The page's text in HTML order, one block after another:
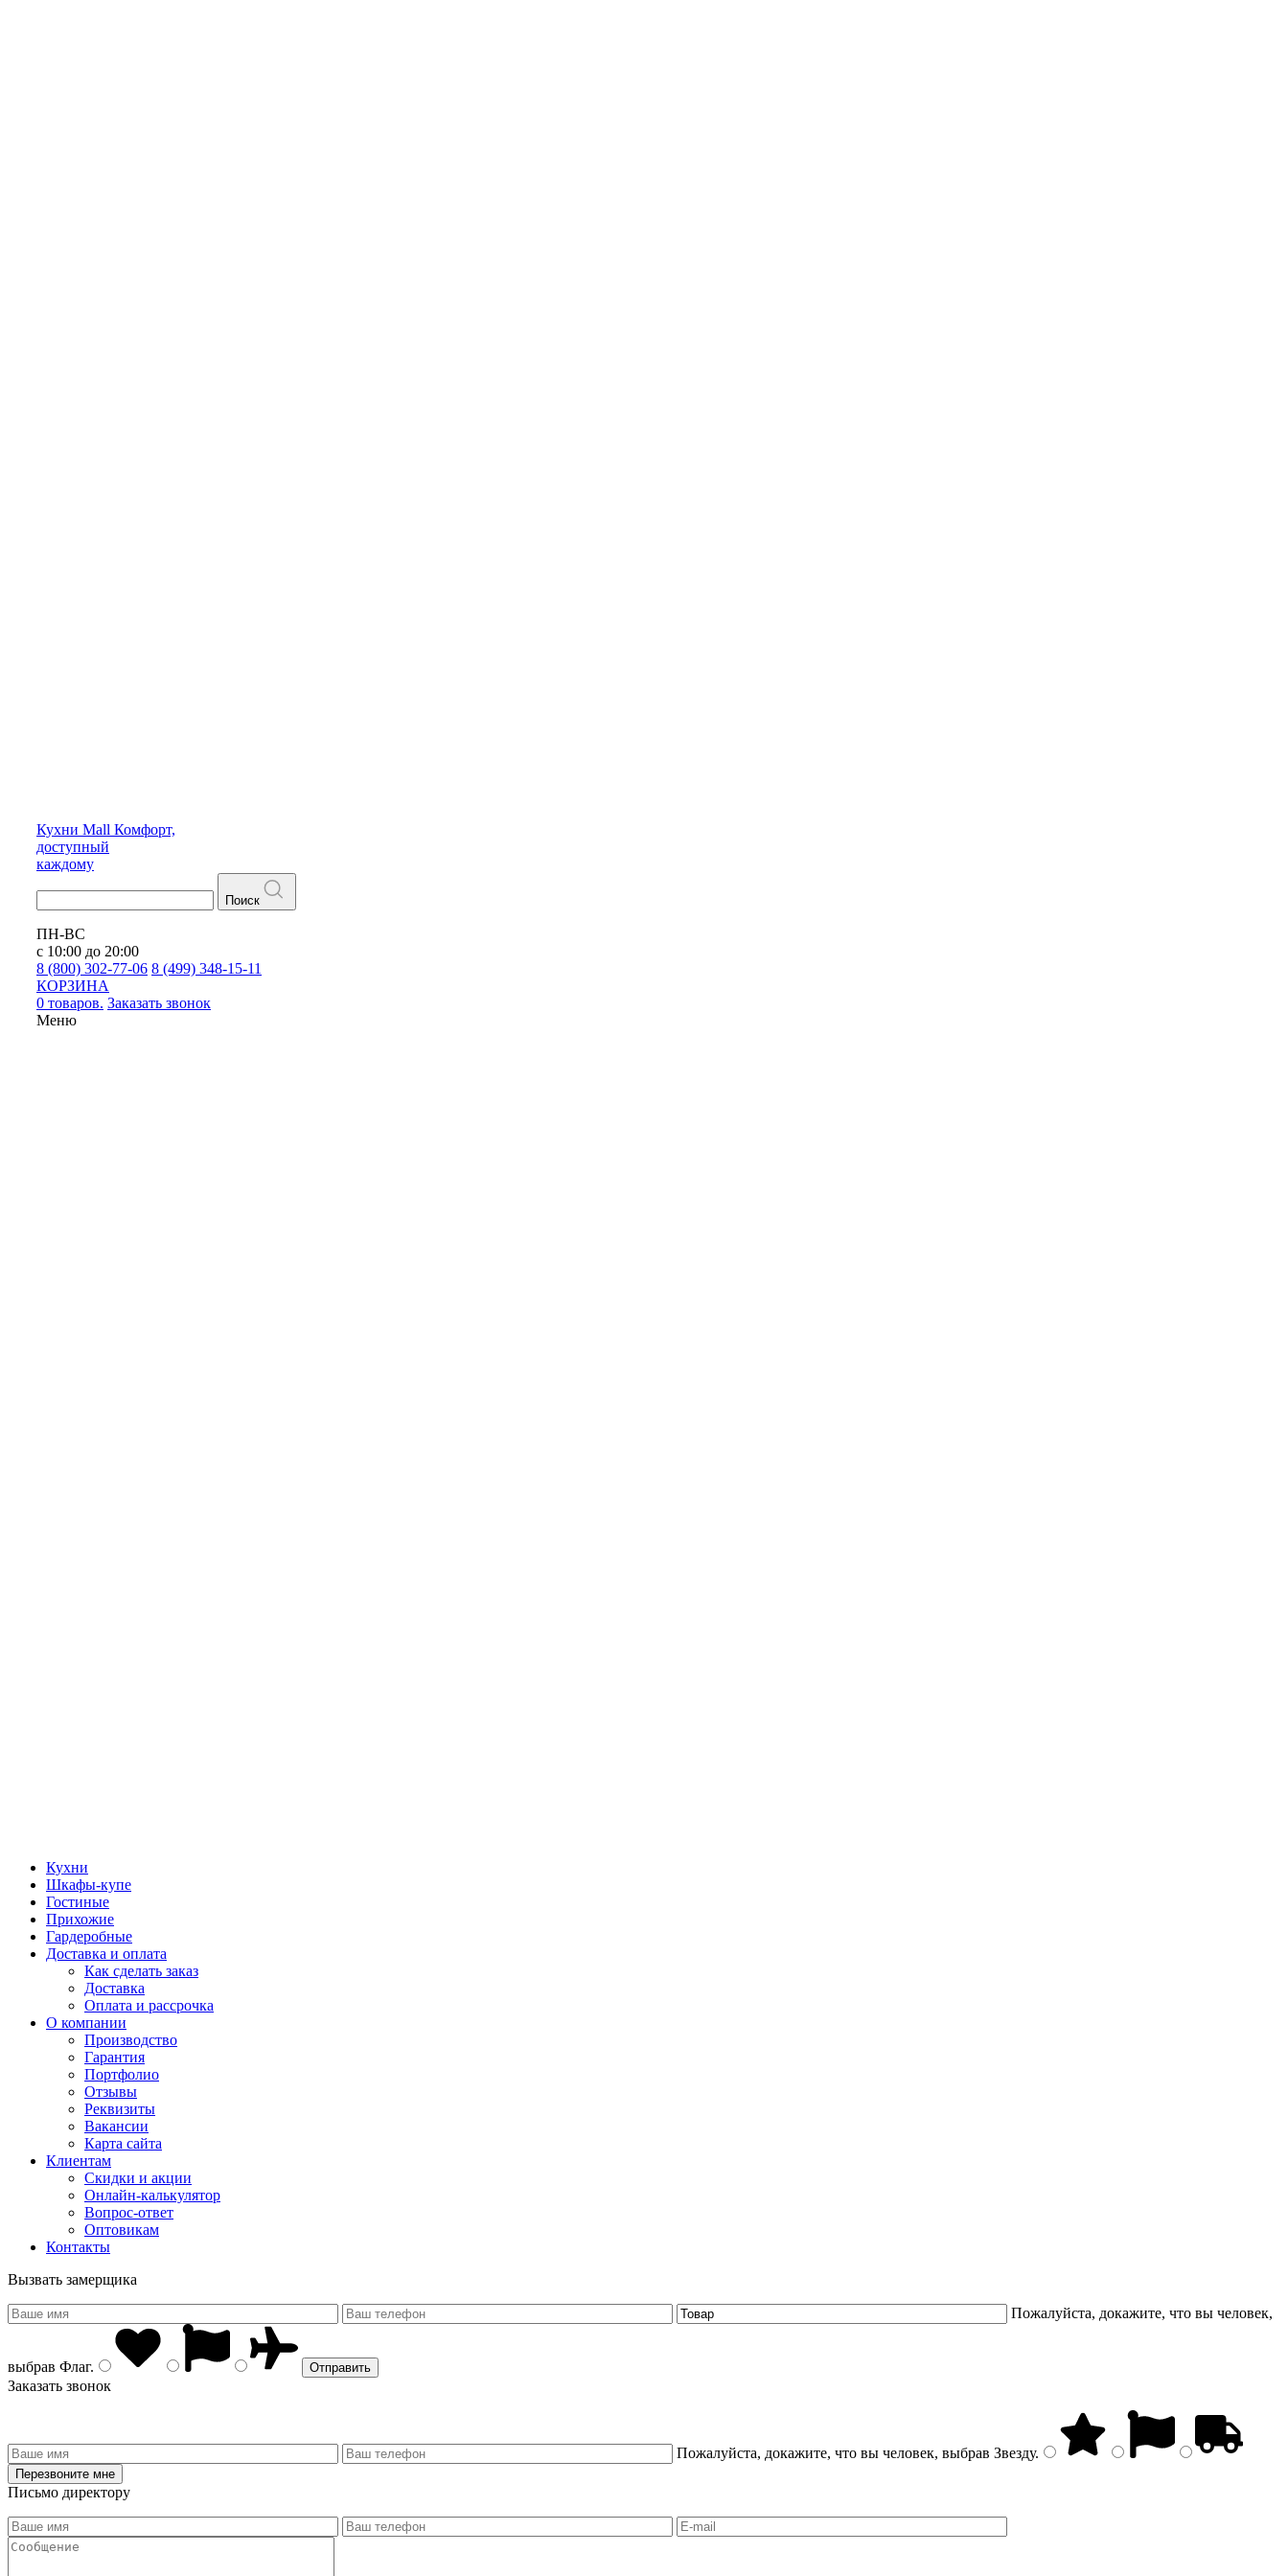
Кухни Mall Комфорт,
доступный
каждому
Поиск
ПН-ВС
с 10:00 до 20:00
8 (800) 302-77-06 8 (499) 348-15-11
КОРЗИНА
0 товаров. Заказать звонок
Меню
Кухни
Шкафы-купе
Гостиные
Прихожие
Гардеробные
Доставка и оплата
Как сделать заказ
Доставка
Оплата и рассрочка
О компании
Производство
Гарантия
Портфолио
Отзывы
Реквизиты
Вакансии
Карта сайта
Клиентам
Скидки и акции
Онлайн-калькулятор
Вопрос-ответ
Оптовикам
Контакты
Вызвать замерщика
Пожалуйста, докажите, что вы человек,
выбрав Флаг.
Заказать звонок
Пожалуйста, докажите, что вы человек, выбрав Звезду.
Письмо директору